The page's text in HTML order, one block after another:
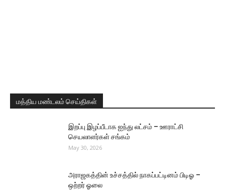
மத்திய மண்டலம் செய்திகள்
இறப்பு இழப்பீடாக ஐந்து லட்சம் – ஊராட்சி
செயலாளர்கள் சங்கம்
May 30, 2026
அராஜகத்தின் உச்சத்தில் நாகப்பட்டினம் பிடிஓ –
ஒற்றர் ஓலை